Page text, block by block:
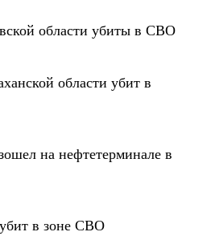
области убиты в СВО
области убит в
на нефтетерминале в
в зоне СВО